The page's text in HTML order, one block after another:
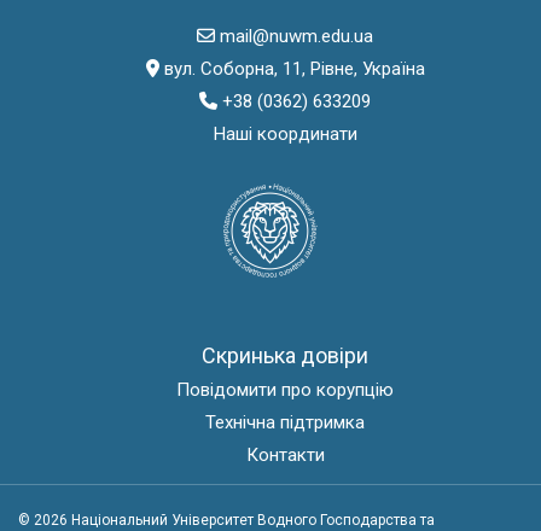
mail@nuwm.edu.ua
вул. Соборна, 11, Рівне, Україна
+38 (0362) 633209
Наші координати
Скринька довіри
Повідомити про корупцію
Технічна підтримка
Контакти
© 2026 Національний Університет Водного Господарства та